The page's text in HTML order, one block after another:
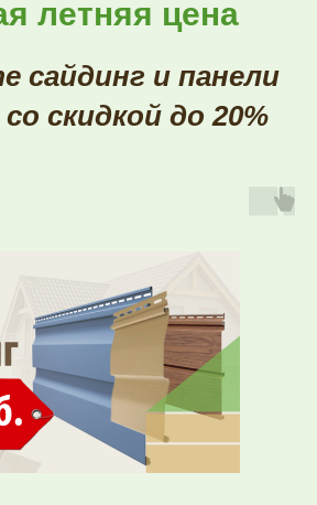
летняя цена
сайдинг и панели
скидкой до 20%